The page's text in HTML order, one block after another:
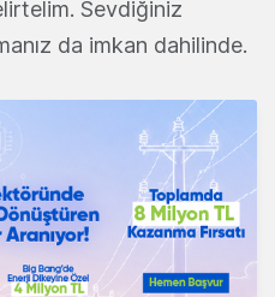
Sevdiğiniz
da imkan dahilinde.